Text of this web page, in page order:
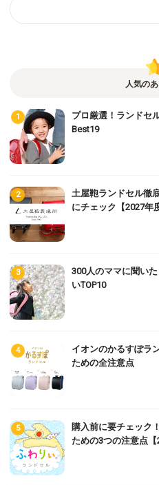
人気の
プロ厳選！ランドセ
Best19
土屋鞄ランドセル徹
にチェック【2027年
300人のママに聞い
いTOP10
イオンのかるすぽラ
ための全注意点
購入前に要チェック
ための3つの注意点【